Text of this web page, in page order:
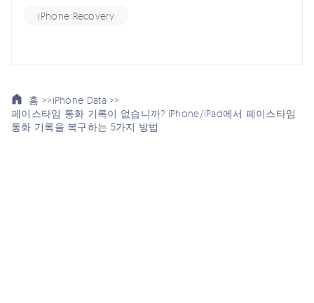
iPhone Recovery
홈 >>iPhone Data >>
페이스타임 통화 기록이 없습니까? iPhone/iPad에서 페이스타임
통화 기록을 복구하는 5가지 방법